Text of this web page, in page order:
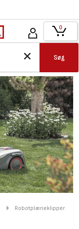
Søg
0
Robotplæneklipper